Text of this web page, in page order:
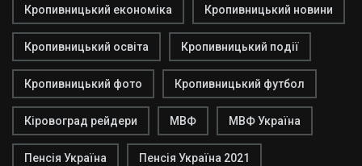
Кропивницький економіка Кропивницький новини
Кропивницький освіта Кропивницький події
Кропивницький фото Кропивницький футбол
Кіровоград рейдери МВФ МВФ Україна
Пенсія Україна Пенсія Україна 2021